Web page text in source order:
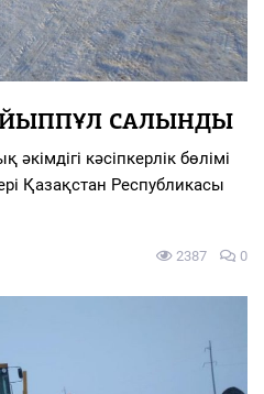
САЛЫНДЫ
кәсіпкерлік бөлімі
Қазақстан Республикасы
2387 0